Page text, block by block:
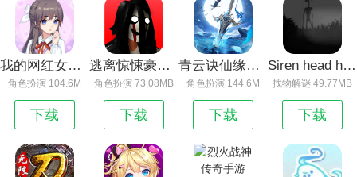
我的网红女友养成计划游戏破解版_我的网红女友养成计划
角色扮演 104.6M
下载
逃离惊悚豪宅 免预约下载
角色扮演 73.08MB
下载
青云诀仙缘服红包版_青云诀仙缘服
角色扮演 144.6M
下载
Siren head hunter
找物解谜 49.77MB
下载